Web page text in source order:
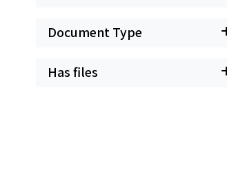
Document Type
Has files